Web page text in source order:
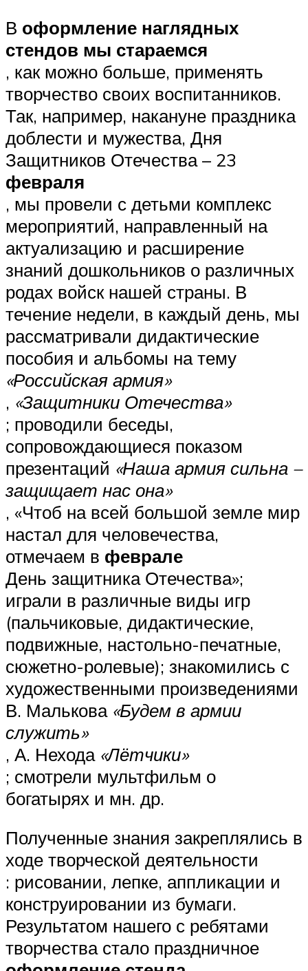
В оформление наглядных
стендов мы стараемся
, как можно больше, применять
творчество своих воспитанников.
Так, например, накануне праздника
доблести и мужества, Дня
Защитников Отечества – 23
февраля
, мы провели с детьми комплекс
мероприятий, направленный на
актуализацию и расширение
знаний дошкольников о различных
родах войск нашей страны. В
течение недели, в каждый день, мы
рассматривали дидактические
пособия и альбомы на тему
«Российская армия»
, «Защитники Отечества»
; проводили беседы,
сопровождающиеся показом
презентаций «Наша армия сильна –
защищает нас она»
, «Чтоб на всей большой земле мир
настал для человечества,
отмечаем в феврале
День защитника Отечества»;
играли в различные виды игр
(пальчиковые, дидактические,
подвижные, настольно-печатные,
сюжетно-ролевые); знакомились с
художественными произведениями
В. Малькова «Будем в армии
служить»
, А. Нехода «Лётчики»
; смотрели мультфильм о
богатырях и мн. др.
Полученные знания закреплялись в
ходе творческой деятельности
: рисовании, лепке, аппликации и
конструировании из бумаги.
Результатом нашего с ребятами
творчества стало праздничное